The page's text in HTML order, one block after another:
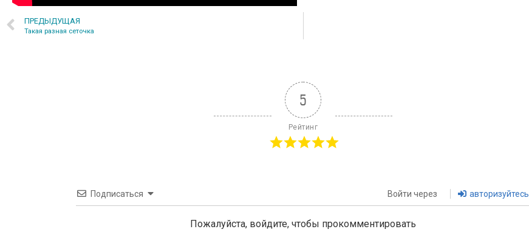
ПРЕДЫДУЩАЯ
Такая разная сеточка
5
Рейтинг
Подписаться Войти через авторизуйтесь
Пожалуйста, войдите, чтобы прокомментировать